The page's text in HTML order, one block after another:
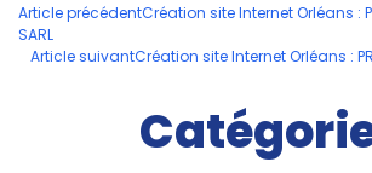
Navigation
des
Article précédentCréation site Internet Orléans :
SARL
Article suivantCréation site Internet Orléans :